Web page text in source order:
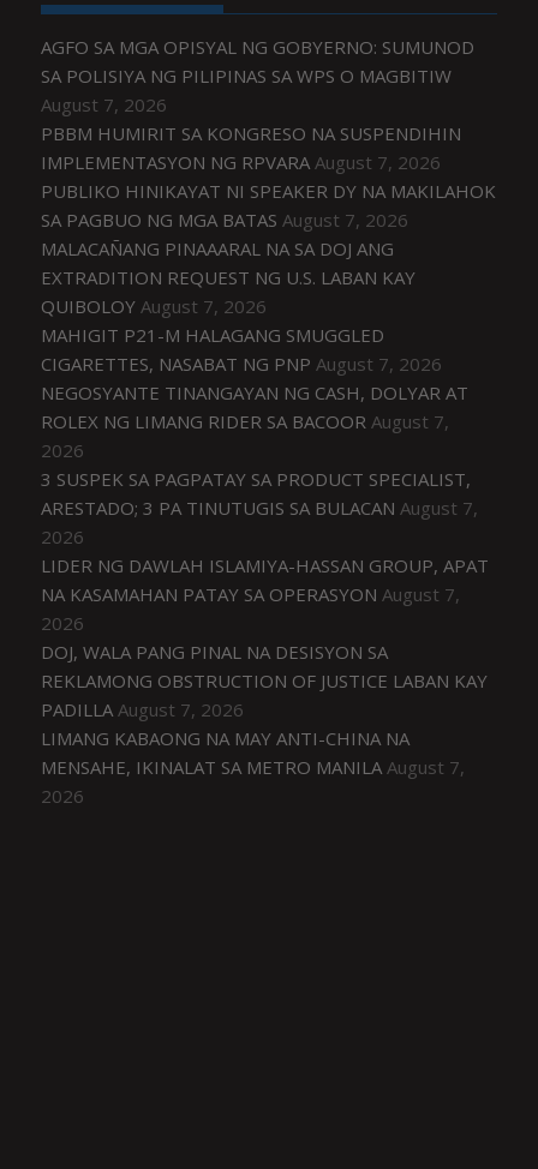
AGFO SA MGA OPISYAL NG GOBYERNO: SUMUNOD
SA POLISIYA NG PILIPINAS SA WPS O MAGBITIW
August 7, 2026
PBBM HUMIRIT SA KONGRESO NA SUSPENDIHIN
IMPLEMENTASYON NG RPVARA August 7, 2026
PUBLIKO HINIKAYAT NI SPEAKER DY NA MAKILAHOK
SA PAGBUO NG MGA BATAS August 7, 2026
MALACAÑANG PINAAARAL NA SA DOJ ANG
EXTRADITION REQUEST NG U.S. LABAN KAY
QUIBOLOY August 7, 2026
MAHIGIT P21-M HALAGANG SMUGGLED
CIGARETTES, NASABAT NG PNP August 7, 2026
NEGOSYANTE TINANGAYAN NG CASH, DOLYAR AT
ROLEX NG LIMANG RIDER SA BACOOR August 7,
2026
3 SUSPEK SA PAGPATAY SA PRODUCT SPECIALIST,
ARESTADO; 3 PA TINUTUGIS SA BULACAN August 7,
2026
LIDER NG DAWLAH ISLAMIYA-HASSAN GROUP, APAT
NA KASAMAHAN PATAY SA OPERASYON August 7,
2026
DOJ, WALA PANG PINAL NA DESISYON SA
REKLAMONG OBSTRUCTION OF JUSTICE LABAN KAY
PADILLA August 7, 2026
LIMANG KABAONG NA MAY ANTI-CHINA NA
MENSAHE, IKINALAT SA METRO MANILA August 7,
2026